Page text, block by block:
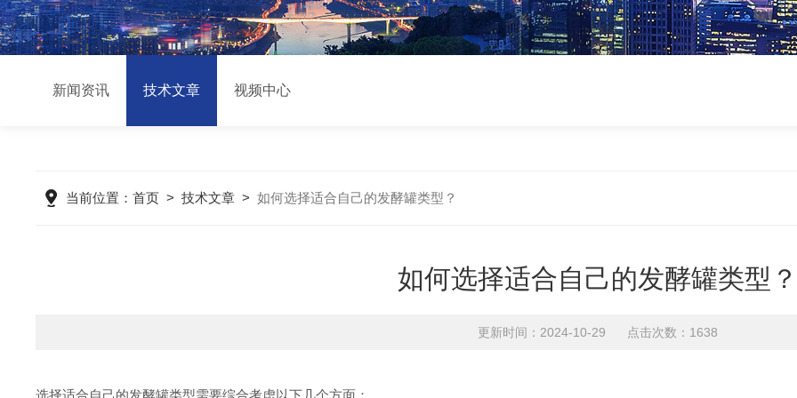
新闻资讯 技术文章 视频中心
当前位置：首页 >技术文章 >如何选择适合自己的发酵罐类型？
如何选择适合自己的发酵罐类型？
更新时间：2024-10-29 点击次数：1638
选择适合自己的发酵罐类型需要综合考虑以下几个方面：